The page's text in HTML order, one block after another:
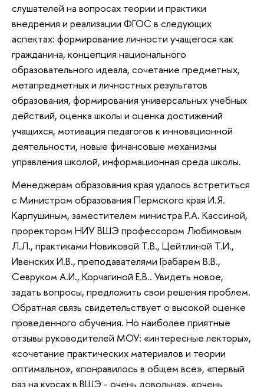
слушателей на вопросах теории и практики
внедрения и реализации ФГОС в следующих
аспектах: формирование личности учащегося как
гражданина, концепция национального
образовательного идеала, сочетание предметных,
метапредметных и личностных результатов
образования, формирования универсальных учебных
действий, оценка школы и оценка достижений
учащихся, мотивация педагогов к инновационной
деятельности, новые финансовые механизмы
управления школой, информационная среда школы.
Менеджерам образования края удалось встретиться
с Министром образования Пермского края И.Я.
Карпушиным, заместителем министра Р.А. Кассиной,
проректором НИУ ВШЭ профессором Любимовым
Л.Л., практиками Новиковой Т.В., Цейтлиной Т.И.,
Ивенских И.В., преподавателями Грабарем В.В.,
Севруком А.И., Корчагиной Е.В.. Увидеть новое,
задать вопросы, предложить свои решения проблем.
Обратная связь свидетельствует о высокой оценке
проведенного обучения. Но наиболее приятные
отзывы руководителей МОУ: «интересные лекторы»,
«сочетание практических материалов и теории
оптимально», «понравилось в общем все», «первый
раз на курсах в ВШЭ - очень довольна», «очень